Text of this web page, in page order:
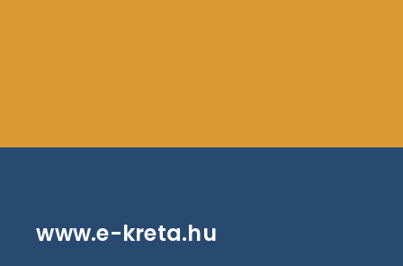
www.e-kreta.hu